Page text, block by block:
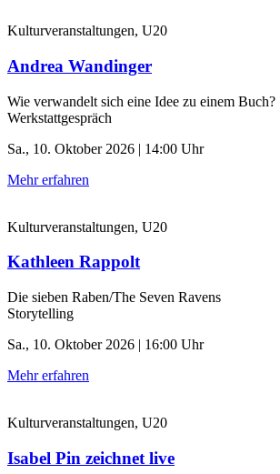
Kulturveranstaltungen, U20
Andrea Wandinger
Wie verwandelt sich eine Idee zu einem Buch?
Werkstattgespräch
Sa., 10. Oktober 2026 | 14:00 Uhr
Mehr erfahren
Kulturveranstaltungen, U20
Kathleen Rappolt
Die sieben Raben/The Seven Ravens
Storytelling
Sa., 10. Oktober 2026 | 16:00 Uhr
Mehr erfahren
Kulturveranstaltungen, U20
Isabel Pin zeichnet live